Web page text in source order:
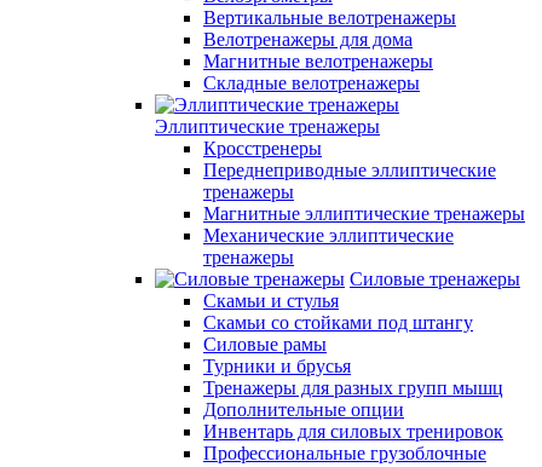
Вертикальные велотренажеры
Велотренажеры для дома
Магнитные велотренажеры
Складные велотренажеры
Эллиптические тренажеры
Кросстренеры
Переднеприводные эллиптические
тренажеры
Магнитные эллиптические тренажеры
Механические эллиптические
тренажеры
Силовые тренажеры
Скамьи и стулья
Скамьи со стойками под штангу
Силовые рамы
Турники и брусья
Тренажеры для разных групп мышц
Дополнительные опции
Инвентарь для силовых тренировок
Профессиональные грузоблочные